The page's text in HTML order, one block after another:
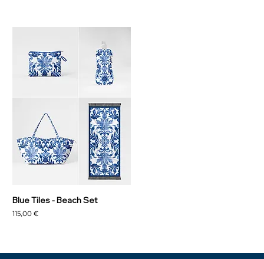
Blue Tiles - Beach Set
Prezzo
115,00 €